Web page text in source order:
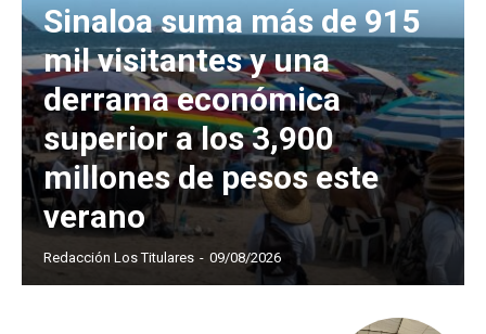
Sinaloa suma más de 915
mil visitantes y una
derrama económica
superior a los 3,900
millones de pesos este
verano
Redacción Los Titulares - 09/08/2026